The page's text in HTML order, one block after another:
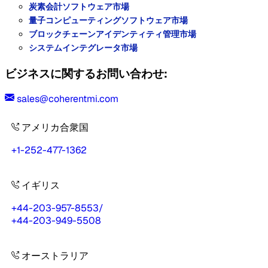
炭素会計ソフトウェア市場
量子コンピューティングソフトウェア市場
ブロックチェーンアイデンティティ管理市場
システムインテグレータ市場
ビジネスに関するお問い合わせ:
sales@coherentmi.com
アメリカ合衆国
+1-252-477-1362
イギリス
+44-203-957-8553/
+44-203-949-5508
オーストラリア